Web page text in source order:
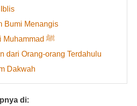
Bumi Menangis
6 Mukjizat Nabi Muhammad ﷺ
dari Orang-orang Terdahulu
Dakwah
di: